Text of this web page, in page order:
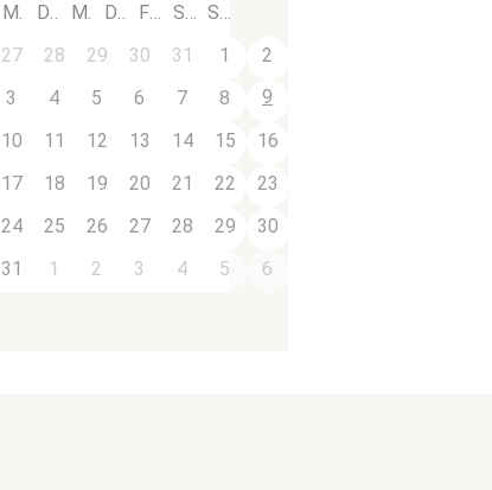
M D M D F S
S
27
28 29 30 31 1
2
3
4 5 6 7 8
9
10
11 12 13 14 15
16
17
18 19 20 21 22
23
24
25 26 27 28 29
30
31
1 2 3 4 5 6